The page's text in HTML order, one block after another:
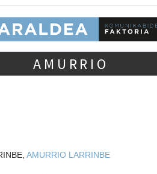
AMURRIO
AMURRIO LARRINBE